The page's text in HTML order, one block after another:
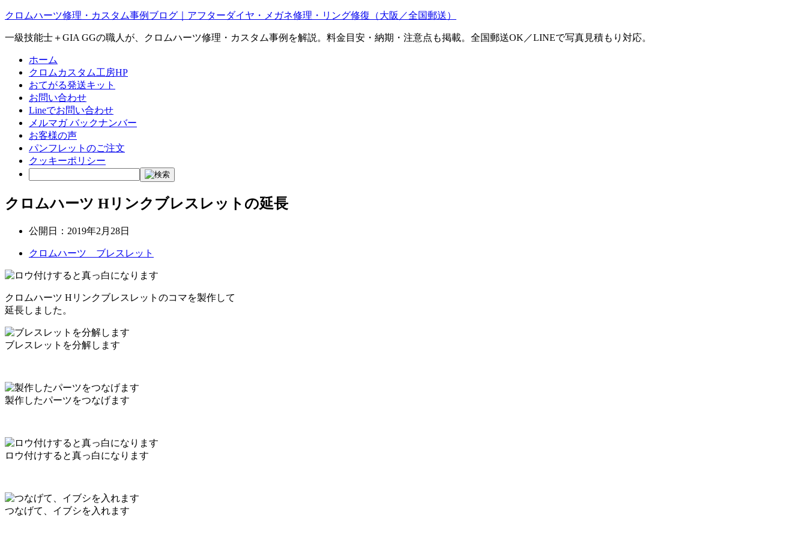
クロムハーツ修理・カスタム事例ブログ｜アフターダイヤ・メガネ修理・リング修復（大阪／全国郵送）
一級技能士＋GIA GGの職人が、クロムハーツ修理・カスタム事例を解説。料金目安・納期・注意点も掲載。全国郵送OK／LINEで写真見積もり対応。
ホーム
クロムカスタム工房HP
おてがる発送キット
お問い合わせ
Lineでお問い合わせ
メルマガ バックナンバー
お客様の声
パンフレットのご注文
クッキーポリシー
クロムハーツ Hリンクブレスレットの延長
公開日： 2019年2月28日
クロムハーツ ブレスレット
クロムハーツ Hリンクブレスレットのコマを製作して
延長しました。
ブレスレットを分解します
製作したパーツをつなげます
ロウ付けすると真っ白になります
つなげて、イブシを入れます